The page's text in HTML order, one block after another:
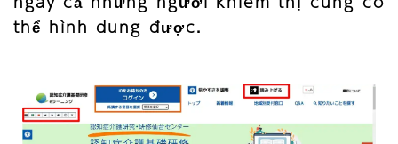
thể hình dung được.